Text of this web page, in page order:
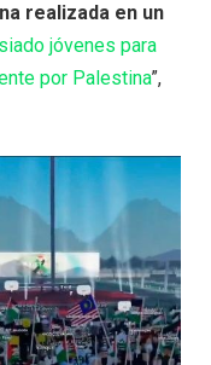
realizada en un
jóvenes para
por Palestina”,